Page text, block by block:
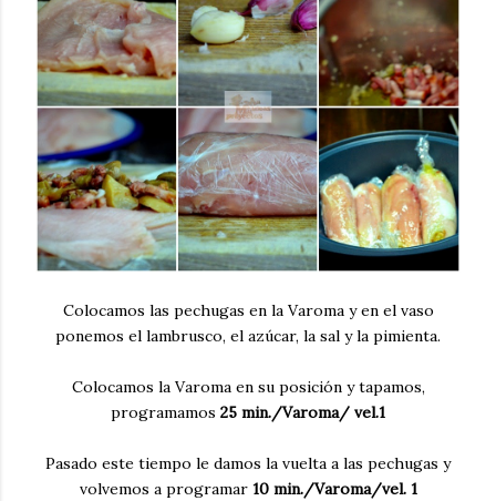
Colocamos las pechugas en la Varoma y en el vaso
ponemos el lambrusco, el azúcar, la sal y la pimienta.
Colocamos la Varoma en su posición y tapamos,
programamos 25 min./Varoma/ vel.1
Pasado este tiempo le damos la vuelta a las pechugas y
volvemos a programar 10 min./Varoma/vel. 1